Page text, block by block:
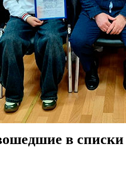
в списки